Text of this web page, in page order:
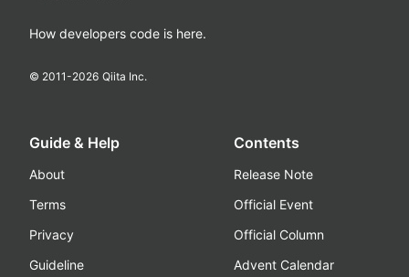
How developers code is here.
© 2011-2026 Qiita Inc.
Guide & Help
About
Terms
Privacy
Guideline
Contents
Release Note
Official Event
Official Column
Advent Calendar